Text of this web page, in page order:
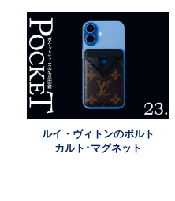
ルイ・ヴィトンのポルト
カルト･ マグネット